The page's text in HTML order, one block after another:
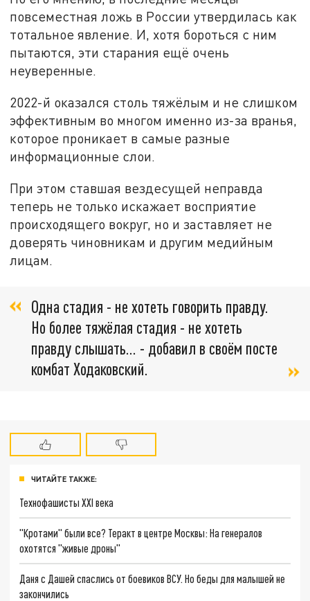
повсеместная ложь в России утвердилась как
тотальное явление. И, хотя бороться с ним
пытаются, эти старания ещё очень
неуверенные.
2022-й оказался столь тяжёлым и не слишком
эффективным во многом именно из-за вранья,
которое проникает в самые разные
информационные слои.
При этом ставшая вездесущей неправда
теперь не только искажает восприятие
происходящего вокруг, но и заставляет не
доверять чиновникам и другим медийным
лицам.
Одна стадия - не хотеть говорить правду.
Но более тяжёлая стадия - не хотеть
правду слышать… - добавил в своём посте
комбат Ходаковский.
ЧИТАЙТЕ ТАКЖЕ:
Технофашисты XXI века
"Кротами" были все? Теракт в центре Москвы: На генералов
охотятся "живые дроны"
Даня с Дашей спаслись от боевиков ВСУ. Но беды для малышей не
закончились